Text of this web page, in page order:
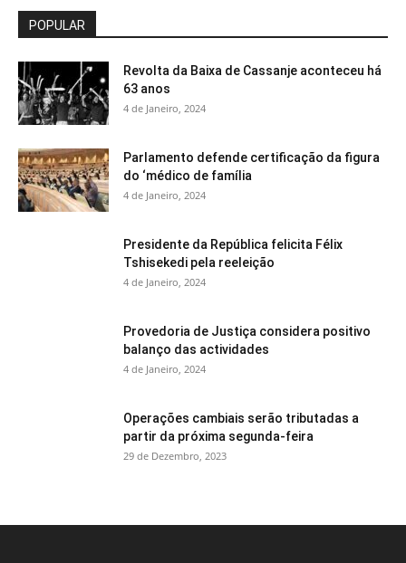
POPULAR
Revolta da Baixa de Cassanje aconteceu há
63 anos
4 de Janeiro, 2024
Parlamento defende certificação da figura
do ‘médico de família
4 de Janeiro, 2024
Presidente da República felicita Félix
Tshisekedi pela reeleição
4 de Janeiro, 2024
Provedoria de Justiça considera positivo
balanço das actividades
4 de Janeiro, 2024
Operações cambiais serão tributadas a
partir da próxima segunda-feira
29 de Dezembro, 2023